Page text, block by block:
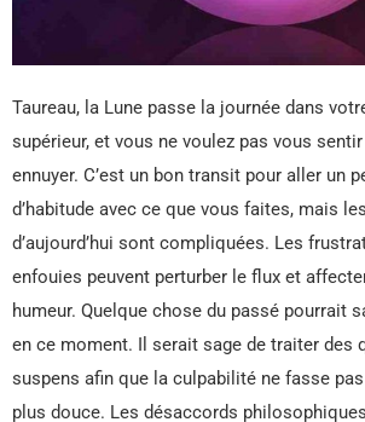
Taureau, la Lune passe la journée dans
supérieur, et vous ne voulez pas vous
ennuyer. C’est un bon transit pour aller un
d’habitude avec ce que vous faites, mais
d’aujourd’hui sont compliquées. Les
enfouies peuvent perturber le flux et
humeur. Quelque chose du passé pourrait
en ce moment. Il serait sage de traiter des
suspens afin que la culpabilité ne fasse
plus douce. Les désaccords